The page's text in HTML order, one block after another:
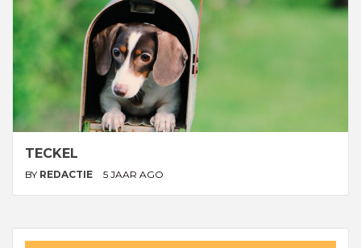
TECKEL
BY REDACTIE 5 JAAR AGO